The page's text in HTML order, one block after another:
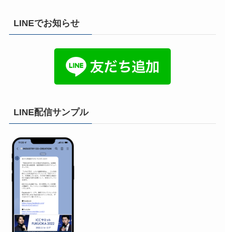
LINEでお知らせ
LINE配信サンプル